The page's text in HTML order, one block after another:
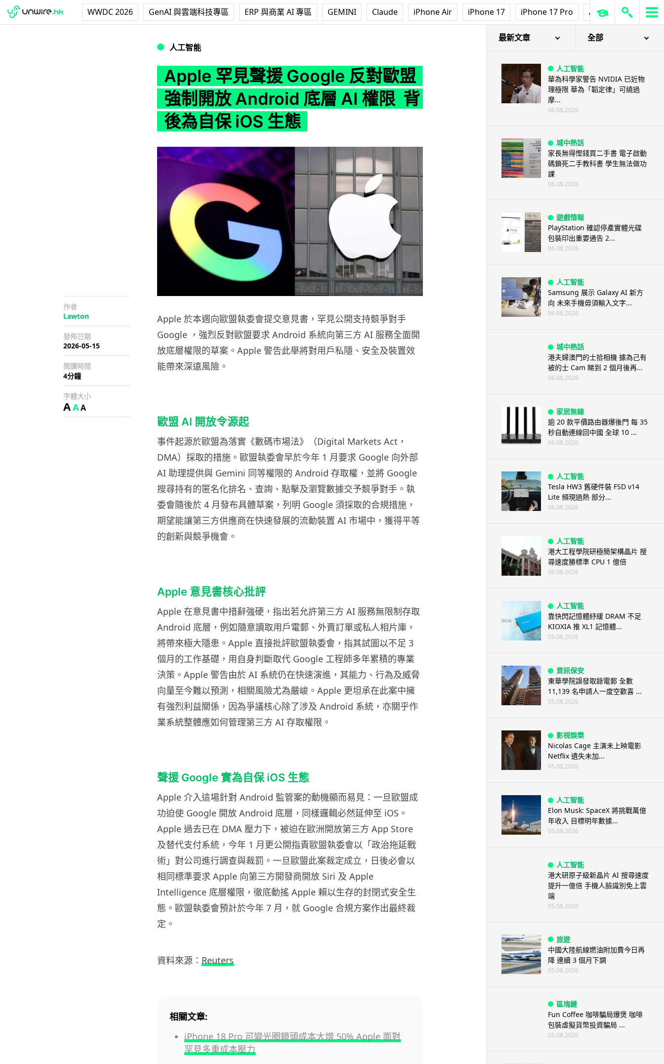
WWDC 2026 GenAI 與雲端科技專區 ERP 與商業 AI 專區 GEMINI Claude iPhone Air iPhone 17 iPhone 17 Pro AirPods Pro 3
人工智能
Apple 罕見聲援 Google 反對歐盟
強制開放 Android 底層 AI 權限 背
後為自保 iOS 生態
作者
Lawton
發佈日期
2026-05-15
閱讀時間
4分鐘
字體大小
AAA
Apple 於本週向歐盟執委會提交意見書，罕見公開支持競爭對手
Google ，強烈反對歐盟要求 Android 系統向第三方 AI 服務全面開
放底層權限的草案。Apple 警告此舉將對用戶私隱、安全及裝置效
能帶來深遠風險。
歐盟 AI 開放令源起
事件起源於歐盟為落實《數碼市場法》（Digital Markets Act，
DMA）採取的措施。歐盟執委會早於今年 1 月要求 Google 向外部
AI 助理提供與 Gemini 同等權限的 Android 存取權，並將 Google
搜尋持有的匿名化排名、查詢、點擊及瀏覽數據交予競爭對手。執
委會隨後於 4 月發布具體草案，列明 Google 須採取的合規措施，
期望能讓第三方供應商在快速發展的流動裝置 AI 市場中，獲得平等
的創新與競爭機會。
Apple 意見書核心批評
Apple 在意見書中措辭強硬，指出若允許第三方 AI 服務無限制存取
Android 底層，例如隨意讀取用戶電郵、外賣訂單或私人相片庫，
將帶來極大隱患。Apple 直接批評歐盟執委會，指其試圖以不足 3
個月的工作基礎，用自身判斷取代 Google 工程師多年累積的專業
決策。Apple 警告由於 AI 系統仍在快速演進，其能力、行為及威脅
向量至今難以預測，相關風險尤為嚴峻。Apple 更坦承在此案中擁
有強烈利益關係，因為爭議核心除了涉及 Android 系統，亦關乎作
業系統整體應如何管理第三方 AI 存取權限。
聲援 Google 實為自保 iOS 生態
Apple 介入這場針對 Android 監管案的動機顯而易見：一旦歐盟成
功迫使 Google 開放 Android 底層，同樣邏輯必然延伸至 iOS。
Apple 過去已在 DMA 壓力下，被迫在歐洲開放第三方 App Store
及替代支付系統，今年 1 月更公開指責歐盟執委會以「政治拖延戰
術」對公司進行調查與裁罰。一旦歐盟此案裁定成立，日後必會以
相同標準要求 Apple 向第三方開發商開放 Siri 及 Apple
Intelligence 底層權限，徹底動搖 Apple 賴以生存的封閉式安全生
態。歐盟執委會預計於今年 7 月，就 Google 合規方案作出最終裁
定。
資料來源： Reuters
相關文章:
iPhone 18 Pro 可變光圈鏡頭成本大增 50% Apple 面對
罕見多重成本壓力
最新文章 全部
人工智能
華為科學家警告 NVIDIA 已近物
理極限 華為「韜定律」可繞過
摩...
06.08.2026
城中熱話
家長無得慳錢買二手書 電子啟動
碼鎖死二手教科書 學生無法做功
課
06.08.2026
遊戲情報
PlayStation 確認停產實體光碟
包裝印出重要通告 2...
06.08.2026
人工智能
Samsung 展示 Galaxy AI 新方
向 未來手機毋須輸入文字...
06.08.2026
城中熱話
港夫婦澳門的士拾相機 據為己有
被的士 Cam 睇到 2 個月後再...
06.08.2026
家居無線
逾 20 款平價路由器爆後門 每 35
秒自動連線回中國 全球 10 ...
06.08.2026
人工智能
Tesla HW3 舊硬件裝 FSD v14
Lite 頻現過熱 部分...
06.08.2026
人工智能
港大工程學院研極簡架構晶片 搜
尋速度勝標準 CPU 1 億倍
06.08.2026
人工智能
靠快閃記憶體紓緩 DRAM 不足
KIOXIA 推 XL1 記憶體...
05.08.2026
資訊保安
東華學院誤發取錄電郵 全數
11,139 名申請人一度空歡喜 ...
05.08.2026
影視娛樂
Nicolas Cage 主演未上映電影
Netflix 遺失未加...
05.08.2026
人工智能
Elon Musk: SpaceX 將挑戰萬億
年收入 目標明年數據...
05.08.2026
人工智能
港大研原子級新晶片 AI 搜尋速度
提升一億倍 手機人臉識別免上雲
端
05.08.2026
旅遊
中國大陸航線燃油附加費今日再
降 連續 3 個月下調
05.08.2026
區塊鏈
Fun Coffee 咖啡騙局爆煲 咖啡
包裝虛擬貨幣投資騙局 ...
05.08.2026